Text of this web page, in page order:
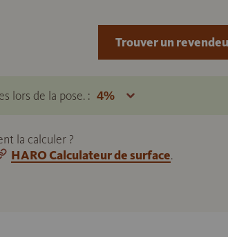
lors de la pose. :
la calculer ?
HARO Calculateur de surface.
Trouver un